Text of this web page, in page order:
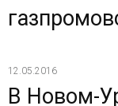
12.05.2016
В Новом-